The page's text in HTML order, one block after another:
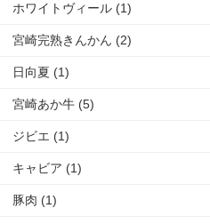
ホワイトヴィール (1)
宮崎完熟きんかん (2)
日向夏 (1)
宮崎あか牛 (5)
ジビエ (1)
キャビア (1)
豚肉 (1)